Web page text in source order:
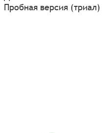
Пробная версия (триал)